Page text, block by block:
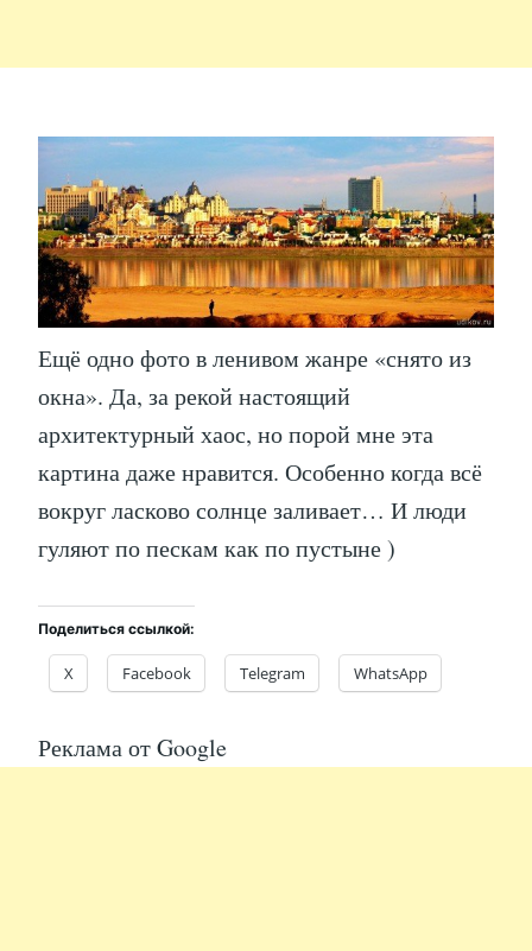
Ещё одно фото в ленивом жанре «снято из
окна». Да, за рекой настоящий
архитектурный хаос, но порой мне эта
картина даже нравится. Особенно когда всё
вокруг ласково солнце заливает… И люди
гуляют по пескам как по пустыне )
Поделиться ссылкой:
X Facebook Telegram WhatsApp
Реклама от Google